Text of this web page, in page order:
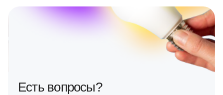
Есть вопросы?